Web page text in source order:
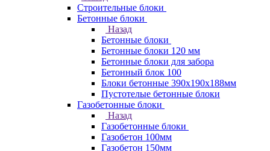
Строительные блоки
Бетонные блоки
Назад
Бетонные блоки
Бетонные блоки 120 мм
Бетонные блоки для забора
Бетонный блок 100
Блоки бетонные 390х190х188мм
Пустотелые бетонные блоки
Газобетонные блоки
Назад
Газобетонные блоки
Газобетон 100мм
Газобетон 150мм